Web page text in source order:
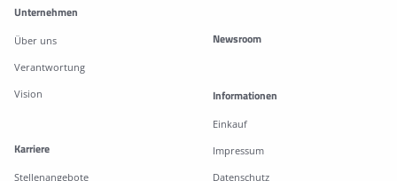
Unternehmen
Über uns
Verantwortung
Vision
Karriere
Stellenangebote
Newsroom
Informationen
Einkauf
Impressum
Datenschutz